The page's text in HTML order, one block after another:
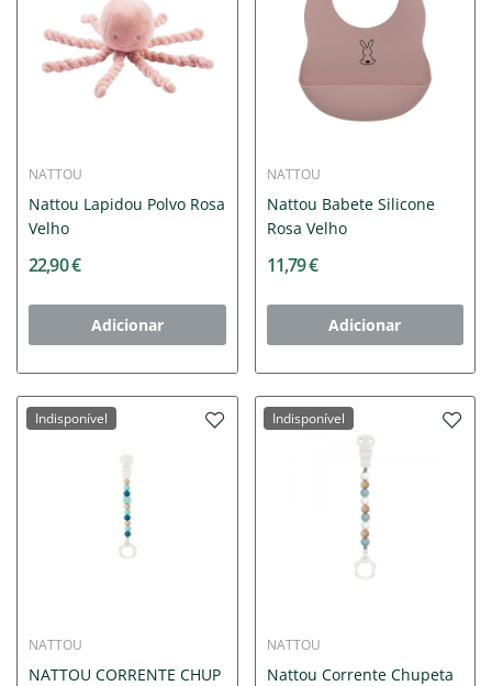
NATTOU
Nattou Lapidou Polvo Rosa
Velho
22,90 €
Adicionar
NATTOU
Nattou Babete Silicone
Rosa Velho
11,79 €
Adicionar
Indisponível
NATTOU
NATTOU CORRENTE CHUP
Indisponível
NATTOU
Nattou Corrente Chupeta